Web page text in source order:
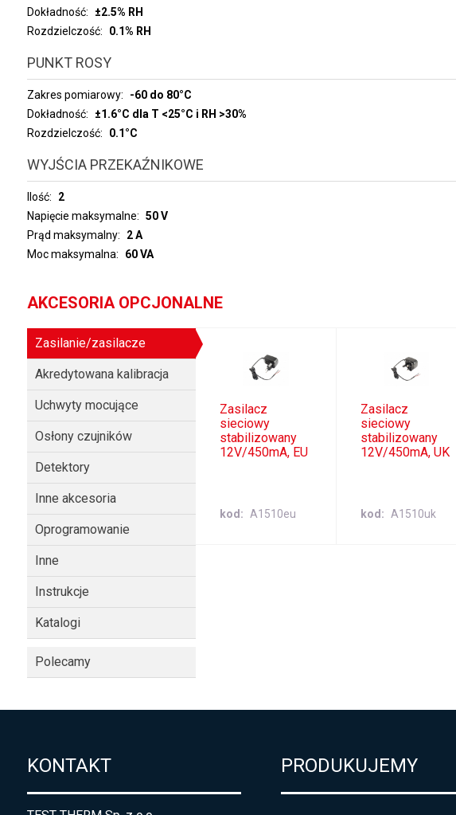
Dokładność
±2.5% RH
Rozdzielczość
0.1% RH
PUNKT ROSY
Zakres pomiarowy
-60 do 80°C
Dokładność
±1.6°C dla T <25°C i RH >30%
Rozdzielczość
0.1°C
WYJŚCIA PRZEKAŹNIKOWE
Ilość
2
Napięcie maksymalne
50 V
Prąd maksymalny
2 A
Moc maksymalna
60 VA
AKCESORIA OPCJONALNE
Zasilanie/zasilacze
Akredytowana kalibracja
Uchwyty mocujące
Osłony czujników
Detektory
Inne akcesoria
Oprogramowanie
Inne
Instrukcje
Katalogi
Polecamy
Zasilacz
sieciowy
stabilizowany
12V/450mA, EU
kod A1510eu
Zasilacz
sieciowy
stabilizowany
12V/450mA, UK
kod A1510uk
KONTAKT PRODUKUJEMY